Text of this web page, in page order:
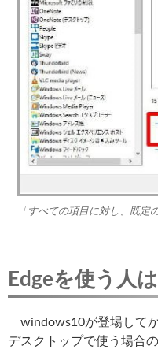
「すべての項目に対し、既定
Edgeを使う人
windows10が登場してか
デスクトップで使う場合